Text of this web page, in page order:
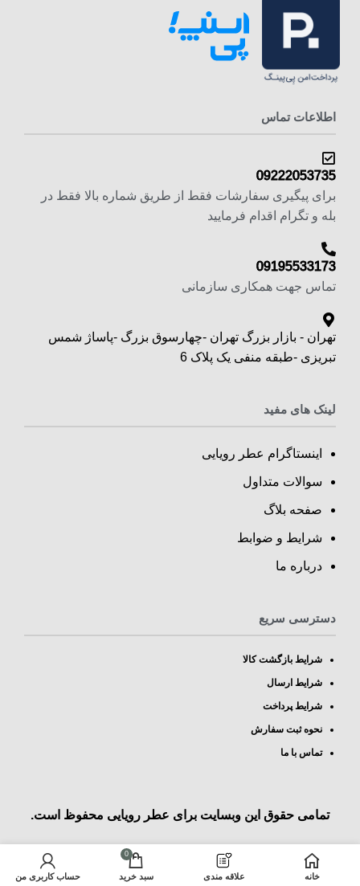
اطلاعات تماس
09222053735
برای پیگیری سفارشات فقط از طریق شماره بالا فقط در
بله و تگرام اقدام فرمایید
09195533173
تماس جهت همکاری سازمانی
تهران - بازار بزرگ تهران -چهارسوق بزرگ -پاساژ شمس
تبریزی -طبقه منفی یک پلاک 6
لینک های مفید
اینستاگرام عطر رویایی
سوالات متداول
صفحه بلاگ
شرایط و ضوابط
درباره ما
دسترسی سریع
شرایط بازگشت کالا
شرایط ارسال
شرایط پرداخت
نحوه ثبت سفارش
تماس با ما
تمامی حقوق این وبسایت برای عطر رویایی محفوظ است.
خانه علاقه مندی
0
سبد خرید حساب کاربری من